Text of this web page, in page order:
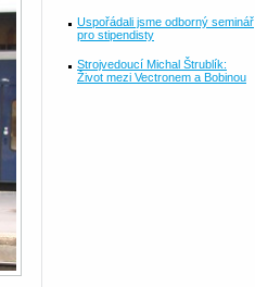
Uspořádali jsme odborný seminář
pro stipendisty
Strojvedoucí Michal Štrublík:
Život mezi Vectronem a Bobinou